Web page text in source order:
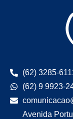
(62) 3285-
(62) 9 9923-
Avenida